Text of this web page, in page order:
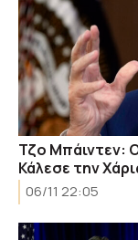
Τζο Μπάιντεν:
Κάλεσε την
06/11 22:05